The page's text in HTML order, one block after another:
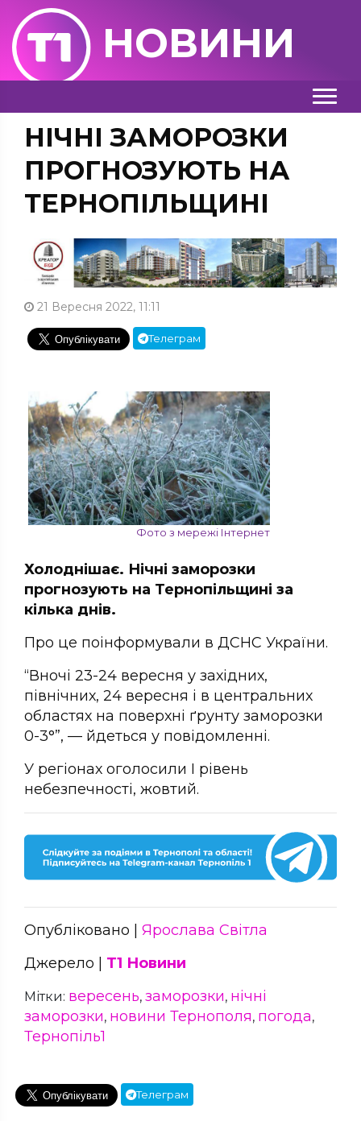
НОВИНИ
НІЧНІ ЗАМОРОЗКИ
ПРОГНОЗУЮТЬ НА
ТЕРНОПІЛЬЩИНІ
21 Вересня 2022, 11:11
Телеграм
Фото з мережі Інтернет
Холоднішає. Нічні заморозки
прогнозують на Тернопільщині за
кілька днів.
Про це поінформували в ДСНС України.
“Вночі 23-24 вересня у західних,
північних, 24 вересня і в центральних
областях на поверхні ґрунту заморозки
0-3°”, — йдеться у повідомленні.
У регіонах оголосили І рівень
небезпечності, жовтий.
Опубліковано | Ярослава Світла
Джерело | Т1 Новини
Мітки: вересень, заморозки, нічні
заморозки, новини Тернополя, погода,
Тернопіль1
Телеграм